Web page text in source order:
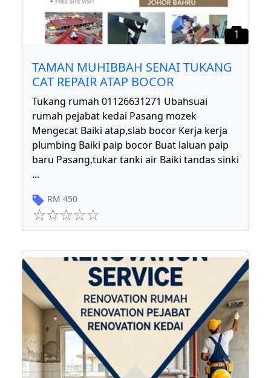
1
TAMAN MUHIBBAH SENAI TUKANG
CAT REPAIR ATAP BOCOR
Tukang rumah 01126631271 Ubahsuai
rumah pejabat kedai Pasang mozek
Mengecat Baiki atap,slab bocor Kerja kerja
plumbing Baiki paip bocor Buat laluan paip
baru Pasang,tukar tanki air Baiki tandas sinki
...
RM 450